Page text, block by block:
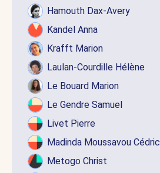
Hamouth Dax-Avery
Kandel Anna
Krafft Marion
Laulan-Courdille Hélène
Le Bouard Marion
Le Gendre Samuel
Livet Pierre
Madinda Moussavou Cédric
Metogo Christ